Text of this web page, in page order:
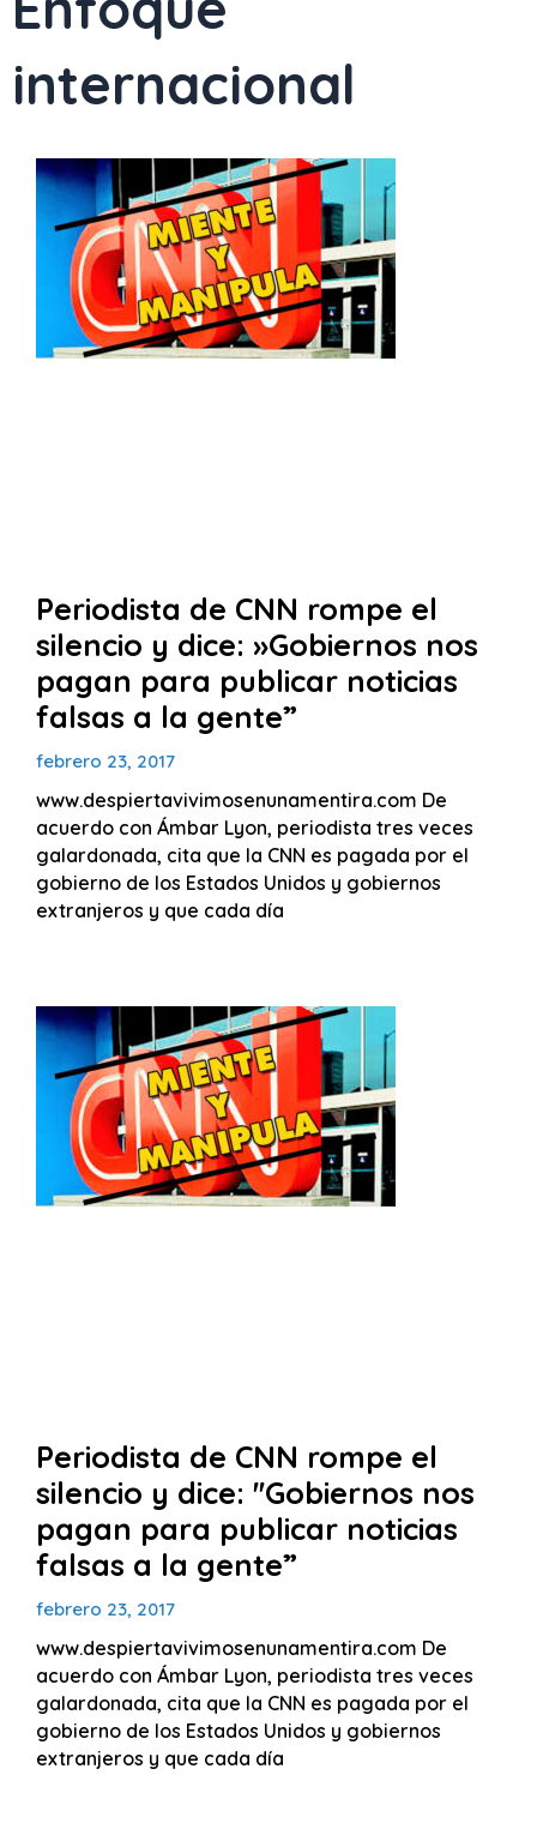
internacional
Periodista de CNN rompe el
silencio y dice: »Gobiernos nos
pagan para publicar noticias
falsas a la gente”
febrero 23, 2017
www.despiertavivimosenunamentira.com De
acuerdo con Ámbar Lyon, periodista tres veces
galardonada, cita que la CNN es pagada por el
gobierno de los Estados Unidos y gobiernos
extranjeros y que cada día
Periodista de CNN rompe el
silencio y dice: ''Gobiernos nos
pagan para publicar noticias
falsas a la gente”
febrero 23, 2017
www.despiertavivimosenunamentira.com De
acuerdo con Ámbar Lyon, periodista tres veces
galardonada, cita que la CNN es pagada por el
gobierno de los Estados Unidos y gobiernos
extranjeros y que cada día
Page Page Page Page Page